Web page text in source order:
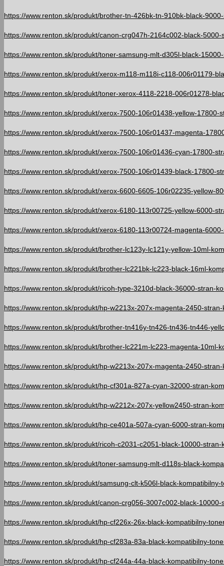
https://www.renton.sk/produkt/brother-tn-426bk-tn-910bk-black-
https://www.renton.sk/produkt/canon-crg047h-2164c002-black-
https://www.renton.sk/produkt/toner-samsung-mlt-d305l-black-
https://www.renton.sk/produkt/xerox-m118-m118i-c118-006r01179-
https://www.renton.sk/produkt/toner-xerox-4118-2218-006r01278-
https://www.renton.sk/produkt/xerox-7500-106r01438-yellow-17800-
https://www.renton.sk/produkt/xerox-7500-106r01437-magenta-
https://www.renton.sk/produkt/xerox-7500-106r01436-cyan-17800-
https://www.renton.sk/produkt/xerox-7500-106r01439-black-17800-
https://www.renton.sk/produkt/xerox-6600-6605-106r02235-yellow-
https://www.renton.sk/produkt/xerox-6180-113r00725-yellow-6000-
https://www.renton.sk/produkt/xerox-6180-113r00724-magenta-
https://www.renton.sk/produkt/brother-lc123y-lc121y-yellow-10ml-
https://www.renton.sk/produkt/brother-lc221bk-lc223-black-16ml-
https://www.renton.sk/produkt/ricoh-type-3210d-black-36000-stran-
https://www.renton.sk/produkt/hp-w2213x-207x-magenta-2450-
https://www.renton.sk/produkt/brother-tn416y-tn426-tn436-tn446-
https://www.renton.sk/produkt/brother-lc221m-lc223-magenta-10ml-
https://www.renton.sk/produkt/hp-w2213x-207x-magenta-2450-
https://www.renton.sk/produkt/hp-cf301a-827a-cyan-32000-stran-
https://www.renton.sk/produkt/hp-w2212x-207x-yellow2450-stran-
https://www.renton.sk/produkt/hp-ce401a-507a-cyan-6000-stran-
https://www.renton.sk/produkt/ricoh-c2031-c2051-black-10000-
https://www.renton.sk/produkt/toner-samsung-mlt-d118s-black-
https://www.renton.sk/produkt/samsung-clt-k506l-black-
https://www.renton.sk/produkt/canon-crg056-3007c002-black-
https://www.renton.sk/produkt/hp-cf226x-26x-black-kompatibilny-
https://www.renton.sk/produkt/hp-cf283a-83a-black-kompatibilny-
https://www.renton.sk/produkt/hp-cf244a-44a-black-kompatibilny-